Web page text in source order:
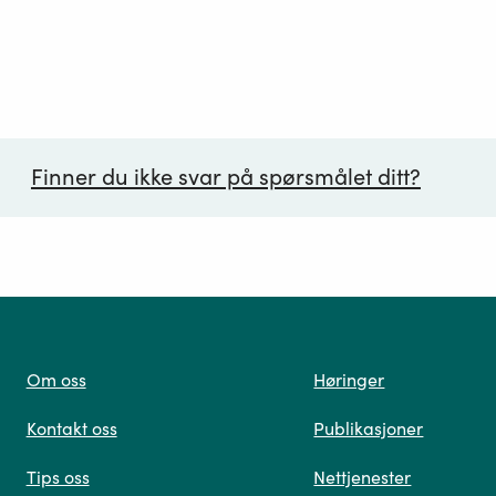
Finner du ikke svar på spørsmålet ditt?
oss
Om oss
Kontakt oss
Tips oss
Høringer
Publikasjoner
Nettjenester